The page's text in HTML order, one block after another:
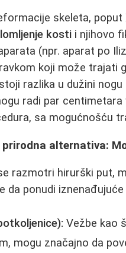
skeleta, poput
lomljenje kosti i njihovo
(npr. aparat po
koji može trajati
razlika u dužini
radi par
sa mogućnošću
alternativa:
razmotri hirurški put,
da ponudi
Vežbe kao
mogu značajno da